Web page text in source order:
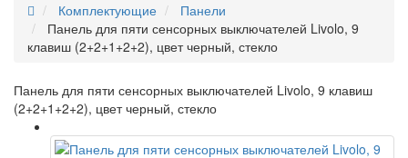
Комплектующие
Панели
Панель для пяти сенсорных выключателей Livolo, 9
клавиш (2+2+1+2+2), цвет черный, стекло
Панель для пяти сенсорных выключателей Livolo, 9 клавиш
(2+2+1+2+2), цвет черный, стекло